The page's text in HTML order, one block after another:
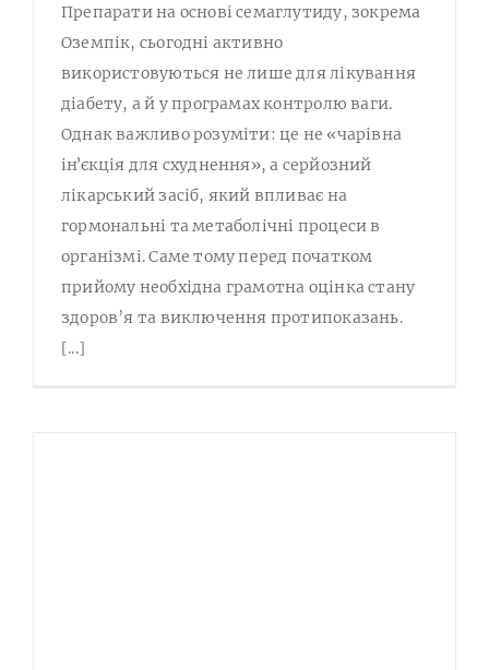
Препарати на основі семаглутиду, зокрема
Оземпік, сьогодні активно
використовуються не лише для лікування
діабету, а й у програмах контролю ваги.
Однак важливо розуміти: це не «чарівна
інʼєкція для схуднення», а серйозний
лікарський засіб, який впливає на
гормональні та метаболічні процеси в
організмі. Саме тому перед початком
прийому необхідна грамотна оцінка стану
здоров’я та виключення протипоказань.
[...]